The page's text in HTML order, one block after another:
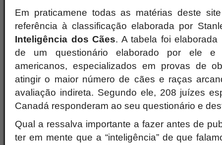
Em praticamene todas as matérias deste
referência à classificação elaborada por
Inteligência dos Cães. A tabela foi
de um questionário elaborado por ele e
americanos, especializados em provas de
atingir o maior número de cães e raças
avaliação indireta. Segundo ele, 208 juízes
Canadá responderam ao seu questionário e
Qual a ressalva importante a fazer antes de
ter em mente que a “inteligência” de que